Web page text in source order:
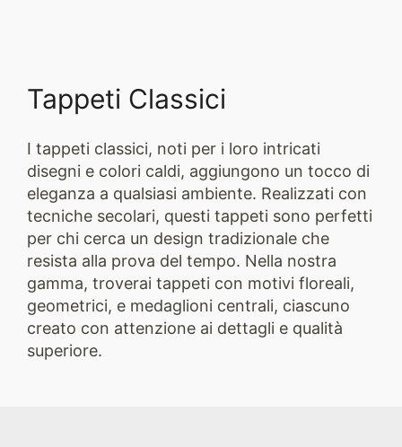
Tappeti Classici
I tappeti classici, noti per i loro intricati
disegni e colori caldi, aggiungono un tocco di
eleganza a qualsiasi ambiente. Realizzati con
tecniche secolari, questi tappeti sono perfetti
per chi cerca un design tradizionale che
resista alla prova del tempo. Nella nostra
gamma, troverai tappeti con motivi floreali,
geometrici, e medaglioni centrali, ciascuno
creato con attenzione ai dettagli e qualità
superiore.